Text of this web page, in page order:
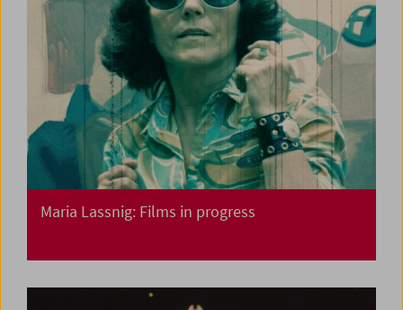
Maria Lassnig: Films in progress